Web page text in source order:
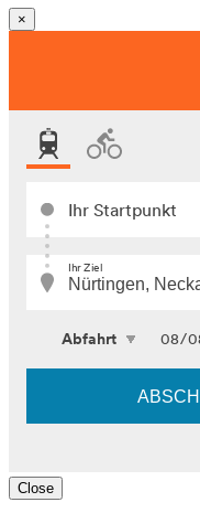
×
Close